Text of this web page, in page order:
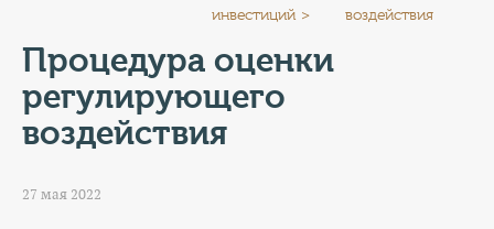
КОНТАКТЫ
ТАРИФЫ
ГЕРОИ Z
инвестиций
воздействия
Процедура оценки
регулирующего
воздействия
27 мая 2022